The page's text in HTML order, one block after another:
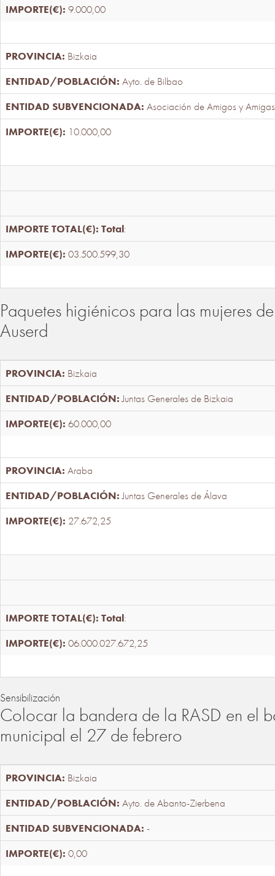
9.000,00
Bizkaia
Ayto. de Bilbao
Asociación de Amigos y
10.000,00
Total:
03.500.599,30
Paquetes higiénicos para las mujeres
Auserd
Bizkaia
Juntas Generales de Bizkaia
60.000,00
Araba
Juntas Generales de Álava
27.672,25
Total:
06.000.027.672,25
Sensibilización
Colocar la bandera de la RASD en el
municipal el 27 de febrero
Bizkaia
Ayto. de Abanto-Zierbena
-
0,00